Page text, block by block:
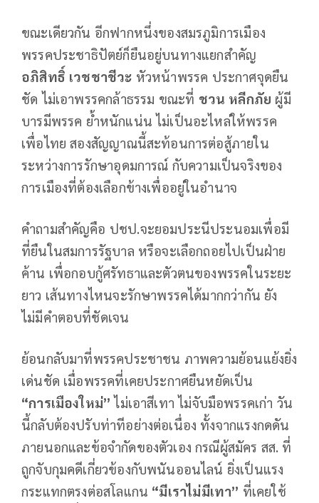
ขณะเดียวกัน อีกฟากหนึ่งของสมรภูมิการเมือง
พรรคประชาธิปัตย์ก็ยืนอยู่บนทางแยกสำคัญ
อภิสิทธิ์ เวชชาชีวะ หัวหน้าพรรค ประกาศจุดยืน
ชัด ไม่เอาพรรคกล้าธรรม ขณะที่ ชวน หลีกภัย ผู้มี
บารมีพรรค ย้ำหนักแน่น ไม่เป็นอะไหล่ให้พรรค
เพื่อไทย สองสัญญาณนี้สะท้อนการต่อสู้ภายใน
ระหว่างการรักษาอุดมการณ์ กับความเป็นจริงของ
การเมืองที่ต้องเลือกข้างเพื่ออยู่ในอำนาจ
คำถามสำคัญคือ ปชป.จะยอมประนีประนอมเพื่อมี
ที่ยืนในสมการรัฐบาล หรือจะเลือกถอยไปเป็นฝ่าย
ค้าน เพื่อกอบกู้ศรัทธาและตัวตนของพรรคในระยะ
ยาว เส้นทางไหนจะรักษาพรรคได้มากกว่ากัน ยัง
ไม่มีคำตอบที่ชัดเจน
ย้อนกลับมาที่พรรคประชาชน ภาพความย้อนแย้งยิ่ง
เด่นชัด เมื่อพรรคที่เคยประกาศยืนหยัดเป็น
“การเมืองใหม่” ไม่เอาสีเทา ไม่จับมือพรรคเก่า วัน
นี้กลับต้องปรับท่าทีอย่างต่อเนื่อง ทั้งจากแรงกดดัน
ภายนอกและข้อจำกัดของตัวเอง กรณีผู้สมัคร สส. ที่
ถูกจับกุมคดีเกี่ยวข้องกับพนันออนไลน์ ยิ่งเป็นแรง
กระแทกตรงต่อสโลแกน “มีเราไม่มีเทา” ที่เคยใช้